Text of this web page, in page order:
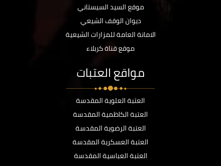
موقع السيد السيستاني
ديوان الوقف الشيعي
الامانة العامة للمزارات الشيعية
موقع قناة كربلاء
مواقع العتبات
العتبة العلوية المقدسة
العتبة الكاظمية المقدسة
العتبة الرضوية المقدسة
العتبة العسكرية المقدسة
العتبة العباسية المقدسة